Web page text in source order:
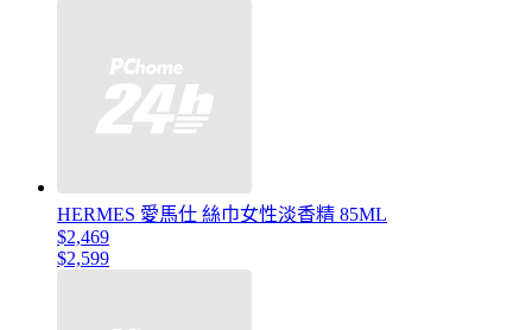
HERMES 愛馬仕 絲巾女性淡香精 85ML
$2,469
$2,599